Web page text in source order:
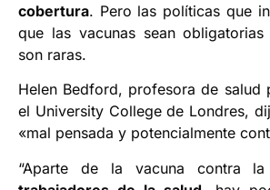
cobertura. Pero las políticas que
que las vacunas sean
son raras.
Helen Bedford, profesora de salud
el University College de Londres,
«mal pensada y potencialmente
“Aparte de la vacuna contra